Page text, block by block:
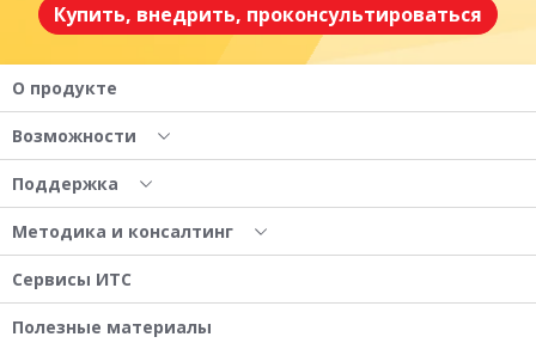
Купить, внедрить, проконсультироваться
О продукте
Возможности
Поддержка
Методика и консалтинг
Сервисы ИТС
Полезные материалы